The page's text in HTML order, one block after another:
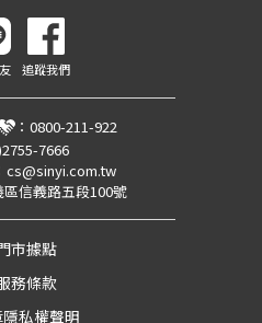
追蹤我們
： 0800-211-922
7666
cs@sinyi.com.tw
信義路五段100號
市據點
務條款
私權聲明